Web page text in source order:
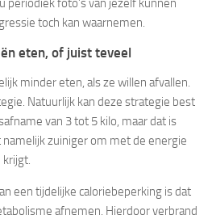
periodiek foto’s van jezelf kunnen
toch kan waarnemen.
eten, of juist teveel
minder eten, als ze willen afvallen.
Natuurlijk kan deze strategie best
van 3 tot 5 kilo, maar dat is
namelijk zuiniger om met de energie
krijgt.
een tijdelijke caloriebeperking is dat
afnemen. Hierdoor verbrand